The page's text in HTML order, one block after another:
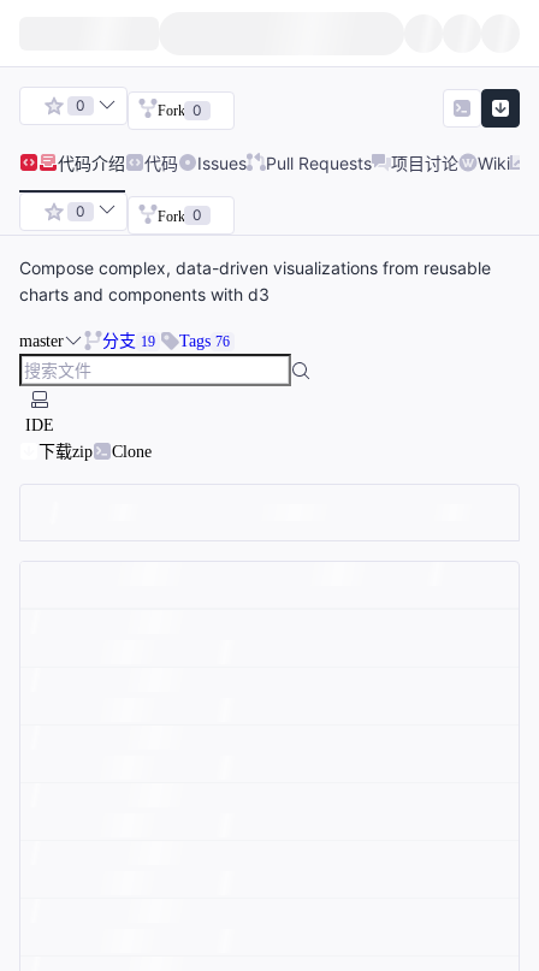
0 Fork 0
代码介绍 代码 Issues Pull Requests 项目讨论 Wiki
0 Fork 0
Compose complex, data-driven visualizations from reusable
charts and components with d3
master 分支 19 Tags 76
IDE
下载zip
Clone